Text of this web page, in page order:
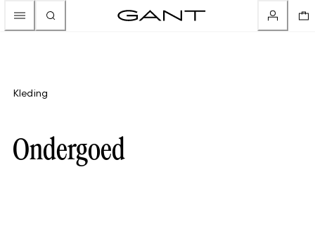
Kleding
Ondergoed